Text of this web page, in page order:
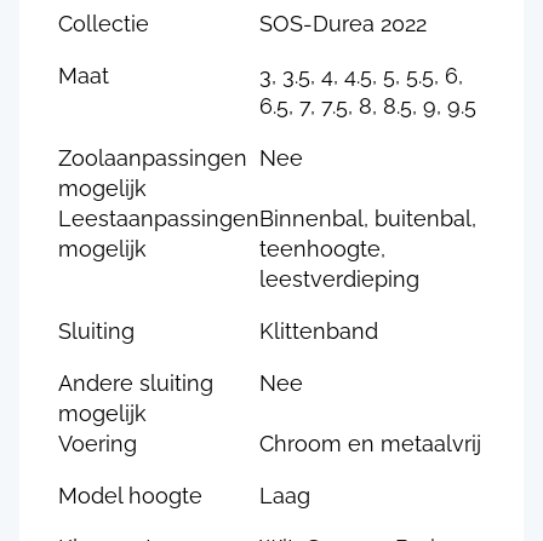
Collectie SOS-Durea 2022
Maat
3, 3.5, 4, 4.5, 5, 5.5, 6,
6.5, 7, 7.5, 8, 8.5, 9, 9.5
Zoolaanpassingen
mogelijk
Nee
Leestaanpassingen
mogelijk
Binnenbal, buitenbal,
teenhoogte,
leestverdieping
Sluiting Klittenband
Andere sluiting
mogelijk
Nee
Voering Chroom en metaalvrij
Model hoogte Laag